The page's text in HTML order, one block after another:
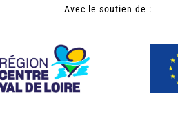
Avec le soutien de :